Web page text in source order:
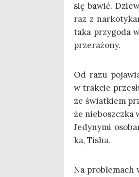
się bawić.
raz z
taka przy­go­da
przerażony.
Od razu
w trak­cie
ze świat­kiem
że nie­boszcz­ka
Jedy­ny­mi
ka, Tisha.
Na pro­ble­mach